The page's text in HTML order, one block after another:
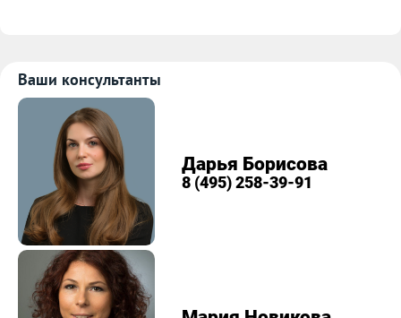
Ваши консультанты
Дарья Борисова
8 (495) 258-39-91